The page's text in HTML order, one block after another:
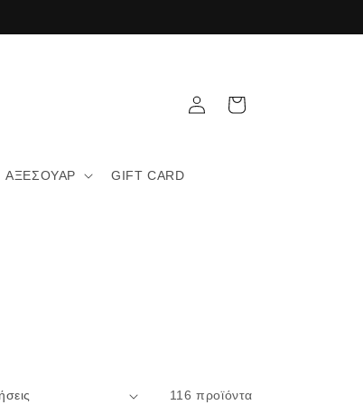
ΑΞΕΣΟΥΑΡ GIFT CARD
Σύνδεση Καλάθι
116 προϊόντα